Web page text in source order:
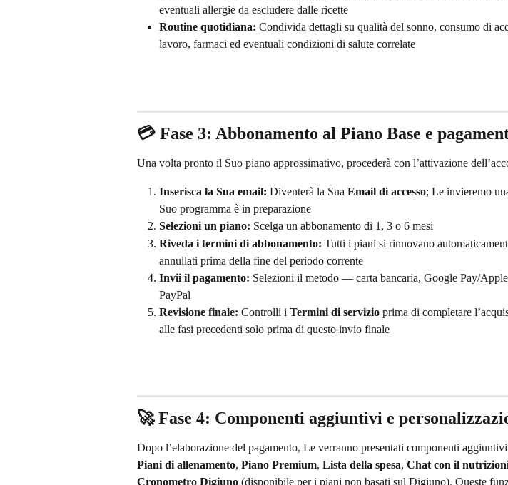
eventuali allergie da escludere dalle ricette
Routine quotidiana: Condivida dettagli su qualità del sonno, consumo di
lavoro, farmaci ed eventuali condizioni di salute correlate
💳 Fase 3: Abbonamento al Piano Base e
Una volta pronto il Suo piano approssimativo, procederà con l’attivazione
Inserisca la Sua email: Diventerà la Sua Email di accesso; Le invieremo
Suo programma è in preparazione
Selezioni un piano: Scelga un abbonamento di 1, 3 o 6 mesi
Riveda i termini di abbonamento: Tutti i piani si rinnovano
annullati prima della fine del periodo corrente
Invii il pagamento: Selezioni il metodo — carta bancaria, Google Pay/
PayPal
Revisione finale: Controlli i Termini di servizio prima di completare
alle fasi precedenti solo prima di questo invio finale
🚀 Fase 4: Componenti aggiuntivi e
Dopo l’elaborazione del pagamento, Le verranno presentati componenti
Piani di allenamento, Piano Premium, Lista della spesa, Chat con il
Cronometro Digiuno (disponibile per i piani non basati sul Digiuno). Queste